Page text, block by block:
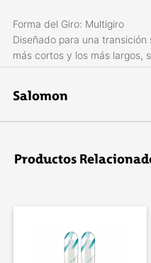
Forma del Giro: Multigiro
Diseñado para una
más cortos y los más largos,
y todos los demás.
Forma y Peril: Perfil Pista
polímero flexible en la capa
innovadora mantiene la
viveza necesaria para ir a
Salomon
The mountain sports
mundo en deportes de
Productos